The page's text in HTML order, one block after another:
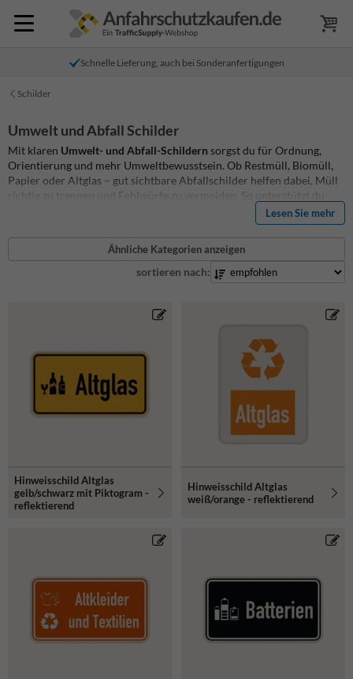
Schnelle Lieferung, auch bei Sonderanfertigungen
Schilder
Umwelt und Abfall Schilder
Mit klaren Umwelt- und Abfall-Schildern sorgst du für Ordnung,
Orientierung und mehr Umweltbewusstsein. Ob Restmüll, Biomüll,
Papier oder Altglas – gut sichtbare Abfallschilder helfen dabei, Müll
richtig zu trennen und Fehlwürfe zu vermeiden. So unterstützt du
eine saubere Umgebung und förderst nachhaltiges Handeln auf
öffentlichen Flächen, Firmengeländen und in Wohnanlagen.
Gestalten und bestellen Sie Ihre individuellenSchilderganz einfach
auf Verkehrsschildkaufen.de!
Lesen Sie mehr
Ähnliche Kategorien anzeigen
sortieren nach:
Hinweisschild Altglas
gelb/schwarz mit Piktogram -
reflektierend
Hinweisschild Altglas
weiß/orange - reflektierend